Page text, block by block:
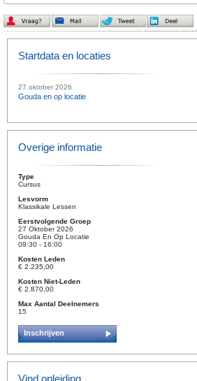
Startdata en locaties
27 oktober 2026
Gouda en op locatie
Overige informatie
Type
Cursus
Lesvorm
Klassikale Lessen
Eerstvolgende Groep
27 Oktober 2026
Gouda En Op Locatie
09:30 - 16:00
Kosten Leden
€ 2.235,00
Kosten Niet-Leden
€ 2.870,00
Max Aantal Deelnemers
15
Inschrijven